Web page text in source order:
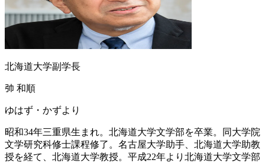
北海道大学副学長
𢎭 和順
ゆはず・かずより
昭和34年三重県生まれ。北海道大学文学部を卒業。同大学院
文学研究科修士課程修了。名古屋大学助手、北海道大学助教
授を経て、北海道大学教授。平成22年より北海道大学文学部